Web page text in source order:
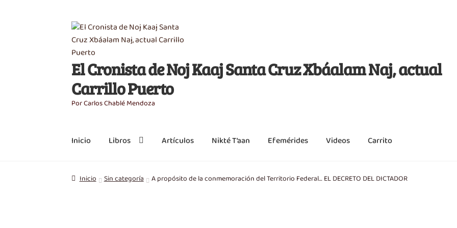
Saltar
a
navegación
Ir
al
contenido
El Cronista de Noj Kaaj Santa Cruz Xbáalam Naj, actual
Carrillo Puerto
Por Carlos Chablé Mendoza
Inicio Libros Artículos Nikté T’aan Efemérides Videos Carrito
Inicio Sin categoría A propósito de la conmemoración del Territorio Federal… EL DECRETO DEL DICTADOR